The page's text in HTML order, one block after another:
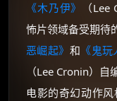
《木乃伊》
（
怖片领域备受期待
恶崛起》 和 《鬼
（Lee Cronin）
电影的奇幻动作